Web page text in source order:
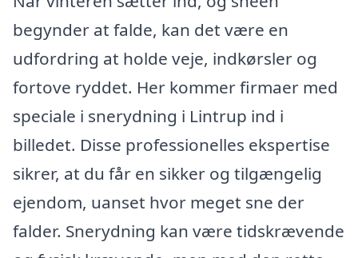
begynder at falde, kan det være en
udfordring at holde veje, indkørsler og
fortove ryddet. Her kommer firmaer med
speciale i snerydning i Lintrup ind i
billedet. Disse professionelles ekspertise
sikrer, at du får en sikker og tilgængelig
ejendom, uanset hvor meget sne der
falder. Snerydning kan være tidskrævende